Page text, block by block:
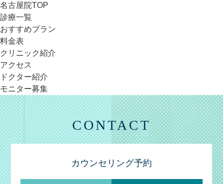
名古屋院TOP
診療一覧
おすすめプラン
料金表
クリニック紹介
アクセス
ドクター紹介
モニター募集
CONTACT
カウンセリング予約